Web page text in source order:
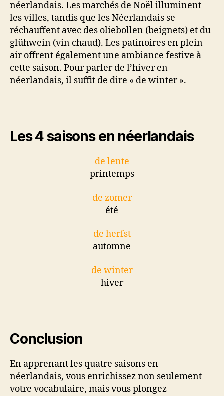
néerlandais. Les marchés de Noël illuminent
les villes, tandis que les Néerlandais se
réchauffent avec des oliebollen (beignets) et du
glühwein (vin chaud). Les patinoires en plein
air offrent également une ambiance festive à
cette saison. Pour parler de l’hiver en
néerlandais, il suffit de dire « de winter ».
Les 4 saisons en néerlandais
de lente
printemps
de zomer
été
de herfst
automne
de winter
hiver
Conclusion
En apprenant les quatre saisons en
néerlandais, vous enrichissez non seulement
votre vocabulaire, mais vous plongez